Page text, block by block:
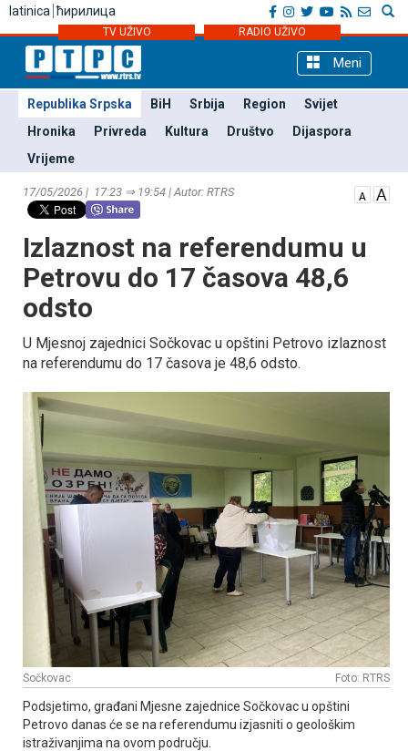
latinica ћирилица
TV UŽIVO RADIO UŽIVO
Meni
Republika Srpska BiH Srbija Region
Svijet
Hronika
Privreda Kultura Društvo
Dijaspora
Vrijeme
17/05/2026 | 17:23 ⇒ 19:54 | Autor: RTRS
Izlaznost na referendumu u
Petrovu do 17 časova 48,6
odsto
U Mjesnoj zajednici Sočkovac u opštini Petrovo izlaznost
na referendumu do 17 časova je 48,6 odsto.
Sočkovac Foto: RTRS
Podsjetimo, građani Mjesne zajednice Sočkovac u opštini
Petrovo danas će se na referendumu izjasniti o geološkim
istraživanjima na ovom području.